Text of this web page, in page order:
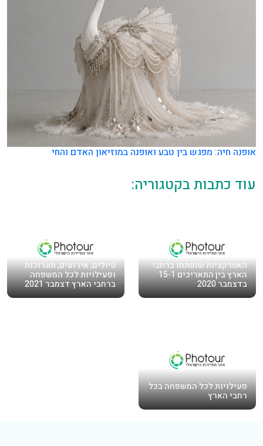
אופנה חיה: מפגש בין טבע ואופנה במוזיאון האדם והחי
עוד כתבות בקטגוריה:
האטרקציות שנפתחו ברחבי
הארץ בין התאריכים 15-1
בדצמבר 2020
טיולים, אירועים, תערוכות
ופעילויות לכל המשפחה
ברחבי הארץ דצמבר 2021
פעילויות לכל המשפחה בכל
רחבי הארץ